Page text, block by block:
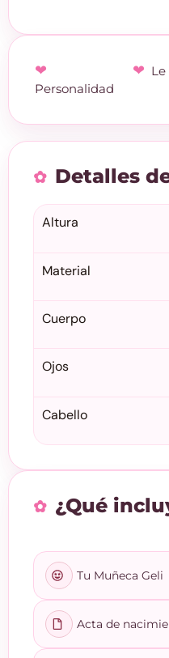
Personalidad
Detalles
Altura
Material
Cuerpo
Ojos
Cabello
¿Qué
Tu Muñeca Geli
Acta de